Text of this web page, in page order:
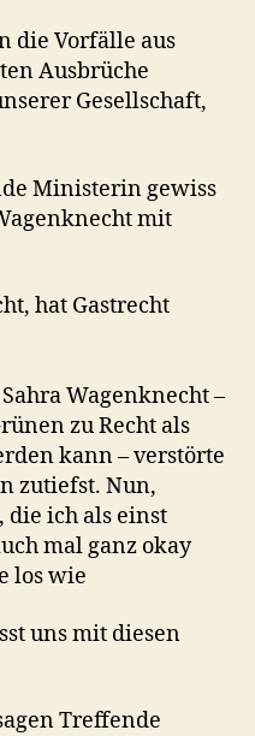
die Vorfälle aus
Ausbrüche
Gesellschaft,
Ministerin gewiss
mit
hat Gastrecht
Wagenknecht –
zu Recht als
kann – verstörte
zutiefst. Nun,
ich als einst
mal ganz okay
los wie
uns mit diesen
Treffende